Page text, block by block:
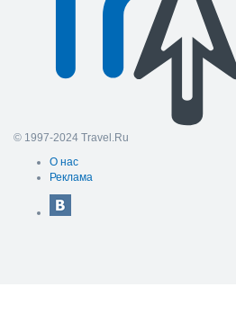
© 1997-2024 Travel.Ru
О нас
Реклама